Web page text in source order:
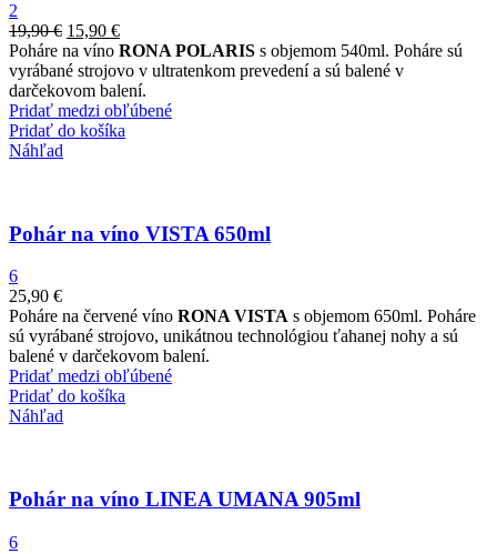
2
19,90€ 15,90 €
Poháre na víno RONA POLARIS s objemom 540ml. Poháre sú
vyrábané strojovo v ultratenkom prevedení a sú balené v
darčekovom balení.
Pridať medzi obľúbené
Pridať do košíka
Náhľad
Pohár na víno VISTA 650ml
6
25,90 €
Poháre na červené víno RONA VISTA s objemom 650ml. Poháre
sú vyrábané strojovo, unikátnou technológiou ťahanej nohy a sú
balené v darčekovom balení.
Pridať medzi obľúbené
Pridať do košíka
Náhľad
Pohár na víno LINEA UMANA 905ml
6